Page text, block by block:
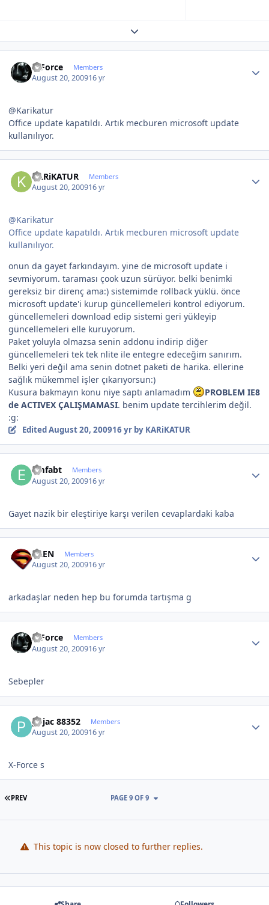
Expand topic overview
X-Force Members
August 20, 200916 yr
@Karikatur
Office update kapatıldı. Artık mecburen microsoft update
kullanılıyor.
KARiKATUR Members
August 20, 200916 yr
@Karikatur
Office update kapatıldı. Artık mecburen microsoft update
kullanılıyor.
onun da gayet farkındayım. yine de microsoft update i
sevmiyorum. taraması çook uzun sürüyor. belki benimki
gereksiz bir direnç ama:) sistemimde rollback yüklü. önce
microsoft update'i kurup güncellemeleri kontrol ediyorum.
güncellemeleri download edip sistemi geri yükleyip
güncellemeleri elle kuruyorum.
Paket yoluyla olmazsa senin addonu indirip diğer
güncellemeleri tek tek nlite ile entegre edeceğim sanırım.
Belki yeri değil ama senin dotnet paketi de harika. ellerine
sağlık mükemmel işler çıkarıyorsun:)
Kusura bakmayın konu niye saptı anlamadım
PROBLEM IE8
de ACTIVEX ÇALIŞMAMASI. benim update tercihlerim değil.
:g:
EditedAugust 20, 200916 yrby KARiKATUR
emfabt Members
August 20, 200916 yr
Gayet nazik bir eleştiriye karşı verilen cevaplardaki kaba
ALEN Members
August 20, 200916 yr
arkadaşlar neden hep bu forumda tartışma g
X-Force Members
August 20, 200916 yr
Sebepler
pojac 88352 Members
August 20, 200916 yr
X-Force s
FIRST PAGE
PREV PAGE 9 OF 9
This topic is now closed to further replies.